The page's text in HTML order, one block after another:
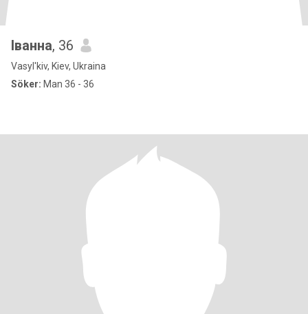
Іванна, 36
Vasyl'kiv, Kiev, Ukraina
Söker: Man 36 - 36